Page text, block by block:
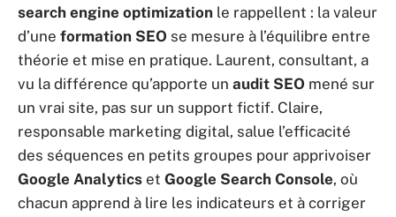
search engine optimization le rappellent : la valeur
d’une formation SEO se mesure à l’équilibre entre
théorie et mise en pratique. Laurent, consultant, a
vu la différence qu’apporte un audit SEO mené sur
un vrai site, pas sur un support fictif. Claire,
responsable marketing digital, salue l’efficacité
des séquences en petits groupes pour apprivoiser
Google Analytics et Google Search Console, où
chacun apprend à lire les indicateurs et à corriger